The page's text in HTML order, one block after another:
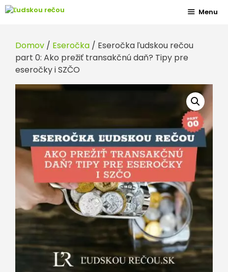
Preskočiť
Menu
Domov / Eseročka / Eseročka ľudskou rečou
part 0: Ako prežiť transakčnú daň? Tipy pre
eseročky i SZČO